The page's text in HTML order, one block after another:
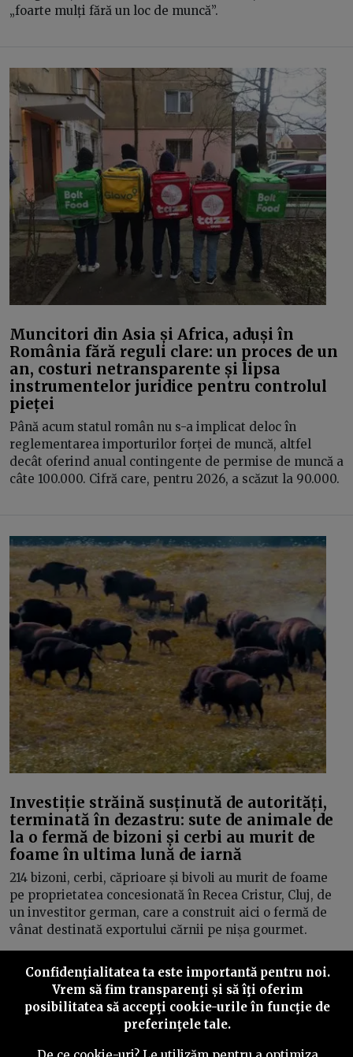
„foarte mulți fără un loc de muncă”.
Muncitori din Asia și Africa, aduși în
România fără reguli clare: un proces de un
an, costuri netransparente și lipsa
instrumentelor juridice pentru controlul
pieței
Până acum statul român nu s-a implicat deloc în
reglementarea importurilor forței de muncă, altfel
decât oferind anual contingente de permise de muncă a
câte 100.000. Cifră care, pentru 2026, a scăzut la 90.000.
Investiție străină susținută de autorități,
terminată în dezastru: sute de animale de
la o fermă de bizoni și cerbi au murit de
foame în ultima lună de iarnă
214 bizoni, cerbi, căprioare și bivoli au murit de foame
pe proprietatea concesionată în Recea Cristur, Cluj, de
un investitor german, care a construit aici o fermă de
vânat destinată exportului cărnii pe nișa gourmet.
Inainte
Confidenţialitatea ta este importantă pentru noi.
Vrem să fim transparenţi și să îţi oferim
posibilitatea să accepţi cookie-urile în funcţie de
preferinţele tale.